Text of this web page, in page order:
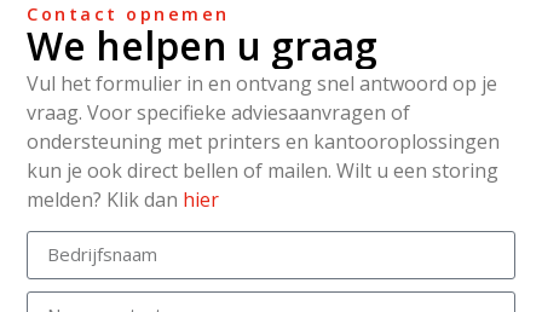
Contact opnemen
We helpen u graag
Vul het formulier in en ontvang snel antwoord op je
vraag. Voor specifieke adviesaanvragen of
ondersteuning met printers en kantooroplossingen
kun je ook direct bellen of mailen. Wilt u een storing
melden? Klik dan hier